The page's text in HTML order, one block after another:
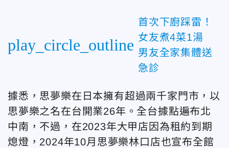
play_circle_outline
首次下廚踩雷！
女友煮4菜1湯
男友全家集體送
急診
據悉，思夢樂在日本擁有超過兩千家門市，以
思夢樂之名在台開業26年。全台據點遍布北
中南，不過，在2023年大甲店因為租約到期
熄燈，2024年10月思夢樂林口店也宣布全館